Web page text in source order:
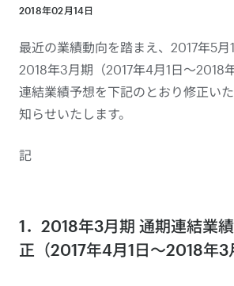
2018年02月14日
最近の業績動向を踏まえ、2017年5月
2018年3月期（2017年4月1日～2018
連結業績予想を下記のとおり修正い
知らせいたします。
記
1．2018年3月期 通期連結業
正（2017年4月1日～2018年3